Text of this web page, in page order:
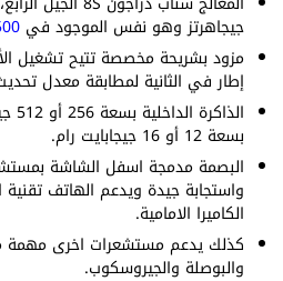
جيجاهرتز وهو نفس الموجود في
إطار في الثانية لمطابقة معدل
بسعة 12 أو 16 جيجابايت رام.
واستجابة جيدة ويدعم الهاتف
الكاميرا الامامية.
كذلك يدعم مستشعرات اخرى مهمة
والبوصلة والجيروسكوب.